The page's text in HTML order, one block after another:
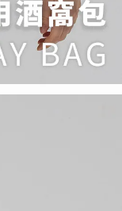
發現惡意使用之情形，
採取法律行動。